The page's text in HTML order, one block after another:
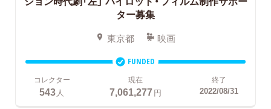
ター募集
東京都 映画
FUNDED
コレクター
543 人
現在
7,061,277円
終了
2022/08/31